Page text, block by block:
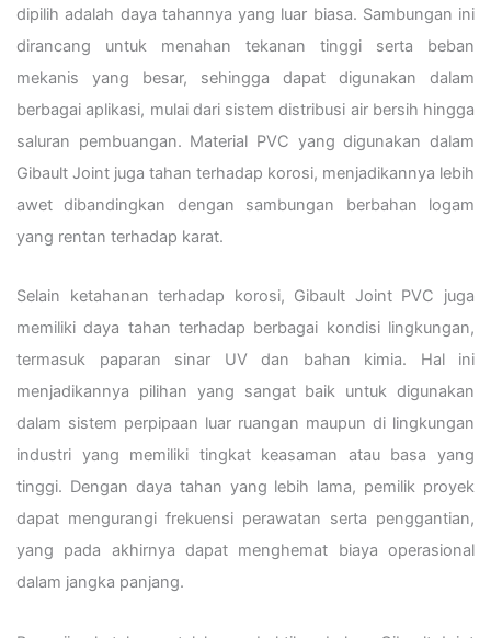
dipilih adalah daya tahannya yang luar biasa. Sambungan ini
dirancang untuk menahan tekanan tinggi serta beban
mekanis yang besar, sehingga dapat digunakan dalam
berbagai aplikasi, mulai dari sistem distribusi air bersih hingga
saluran pembuangan. Material PVC yang digunakan dalam
Gibault Joint juga tahan terhadap korosi, menjadikannya lebih
awet dibandingkan dengan sambungan berbahan logam
yang rentan terhadap karat.
Selain ketahanan terhadap korosi, Gibault Joint PVC juga
memiliki daya tahan terhadap berbagai kondisi lingkungan,
termasuk paparan sinar UV dan bahan kimia. Hal ini
menjadikannya pilihan yang sangat baik untuk digunakan
dalam sistem perpipaan luar ruangan maupun di lingkungan
industri yang memiliki tingkat keasaman atau basa yang
tinggi. Dengan daya tahan yang lebih lama, pemilik proyek
dapat mengurangi frekuensi perawatan serta penggantian,
yang pada akhirnya dapat menghemat biaya operasional
dalam jangka panjang.